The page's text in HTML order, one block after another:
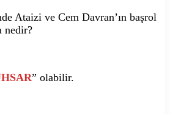
Ataizi ve Cem Davran’ın başrol
nedir?
” olabilir.